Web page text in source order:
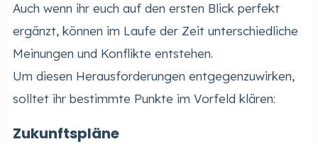
Auch wenn ihr euch auf den ersten Blick perfekt
ergänzt, können im Laufe der Zeit unterschiedliche
Meinungen und Konflikte entstehen.
Um diesen Herausforderungen entgegenzuwirken,
solltet ihr bestimmte Punkte im Vorfeld klären:
Zukunftspläne